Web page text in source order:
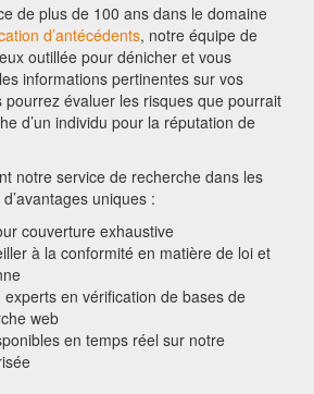
de plus de 100 ans dans le domaine
d’antécédents, notre équipe de
outillée pour dénicher et vous
informations pertinentes sur vos
pourrez évaluer les risques que pourrait
d’un individu pour la réputation de
notre service de recherche dans les
uniques :
couverture exhaustive
à la conformité en matière de loi et
en vérification de bases de
web
en temps réel sur notre